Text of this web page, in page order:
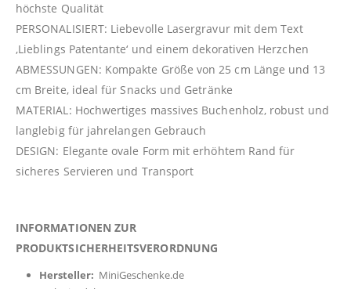
höchste Qualität
PERSONALISIERT: Liebevolle Lasergravur mit dem Text
‚Lieblings Patentante‘ und einem dekorativen Herzchen
ABMESSUNGEN: Kompakte Größe von 25 cm Länge und 13
cm Breite, ideal für Snacks und Getränke
MATERIAL: Hochwertiges massives Buchenholz, robust und
langlebig für jahrelangen Gebrauch
DESIGN: Elegante ovale Form mit erhöhtem Rand für
sicheres Servieren und Transport
INFORMATIONEN ZUR
PRODUKTSICHERHEITSVERORDNUNG
Hersteller: MiniGeschenke.de